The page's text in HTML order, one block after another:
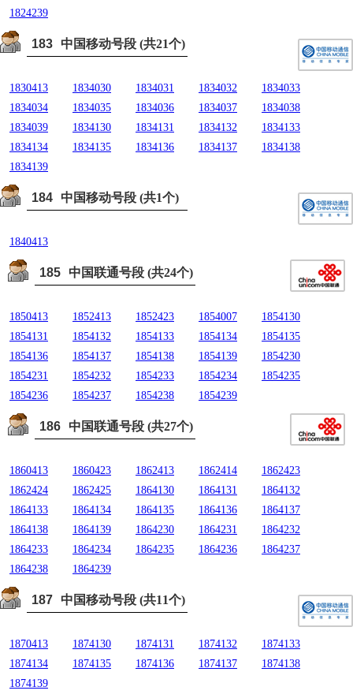
1824239
183 中国移动号段 (共21个)
1830413 1834030 1834031 1834032
1834033
1834034
1834035 1834036 1834037
1834038
1834039
1834130 1834131 1834132
1834133
1834134
1834135 1834136 1834137
1834138
1834139
184 中国移动号段 (共1个)
1840413
185 中国联通号段 (共24个)
1850413 1852413 1852423 1854007
1854130
1854131
1854132 1854133 1854134
1854135
1854136
1854137 1854138 1854139
1854230
1854231
1854232 1854233 1854234
1854235
1854236
1854237 1854238 1854239
186 中国联通号段 (共27个)
1860413 1860423 1862413 1862414
1862423
1862424
1862425 1864130 1864131
1864132
1864133
1864134 1864135 1864136
1864137
1864138
1864139 1864230 1864231
1864232
1864233
1864234 1864235 1864236
1864237
1864238
1864239
187 中国移动号段 (共11个)
1870413 1874130 1874131 1874132
1874133
1874134
1874135 1874136 1874137
1874138
1874139